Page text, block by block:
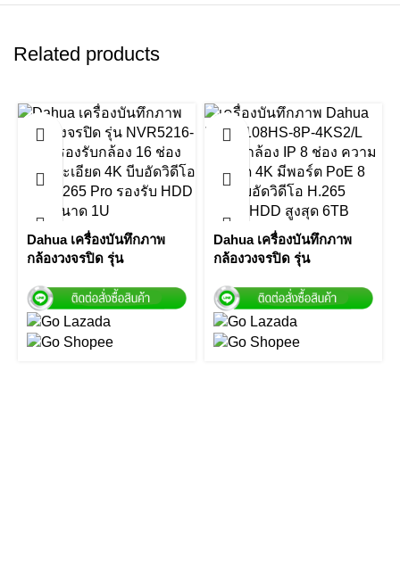
Related products
Dahua เครื่องบันทึกภาพ
กล้องวงจรปิด รุ่น
Channel 1U 4K & H.265
Pro Network Video
Recorder by Vnix Group
Dahua เครื่องบันทึกภาพ
กล้องวงจรปิด รุ่น
Channel Compact 1U
8PoE Network Video
Recorder by Vnix Group